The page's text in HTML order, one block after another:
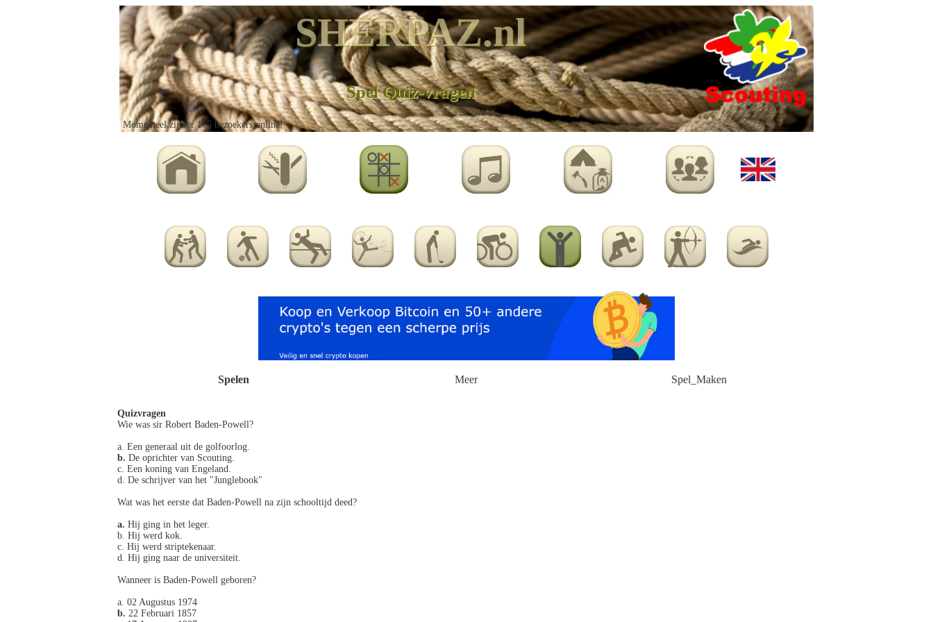
SHERPAZ.nl
Spel Quiz-vragen
Momenteel zijn er 165 bezoekers online!
Spelen Meer Spel_Maken
Quizvragen
Wie was sir Robert Baden-Powell?
a. Een generaal uit de golfoorlog.
b. De oprichter van Scouting.
c. Een koning van Engeland.
d. De schrijver van het "Junglebook"
Wat was het eerste dat Baden-Powell na zijn schooltijd deed?
a. Hij ging in het leger.
b. Hij werd kok.
c. Hij werd striptekenaar.
d. Hij ging naar de universiteit.
Wanneer is Baden-Powell geboren?
a. 02 Augustus 1974
b. 22 Februari 1857